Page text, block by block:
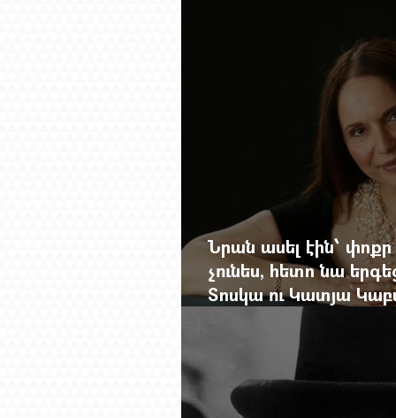
Նրան ասել էին՝ փոքր
չունես, հետո նա
Տոսկա ու Կատյա
Մանսուրյանը 80